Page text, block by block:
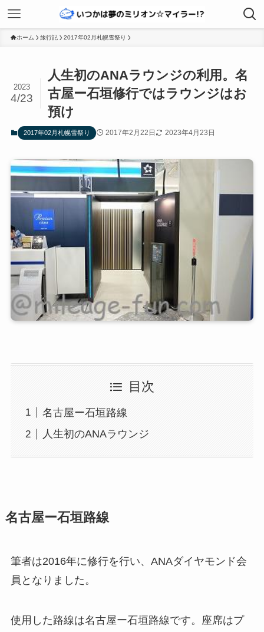
ホーム 旅行記 2017年02月札幌雪祭り
人生初のANAラウンジの利用。名
古屋ー石垣修行ではラウンジはお
預け
2023
4/23
2017年02月札幌雪祭り 2017年2月22日 2023年4月23日
目次
名古屋ー石垣路線
人生初のANAラウンジ
名古屋ー石垣路線
筆者は2016年に修行を行い、ANAダイヤモンド会
員となりました。
使用した路線は名古屋ー石垣路線です。座席はプ